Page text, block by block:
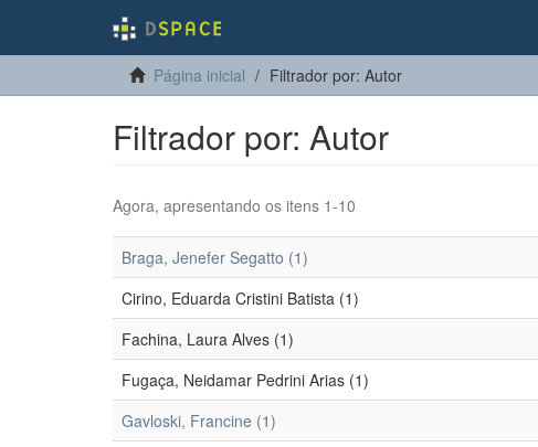
Página inicial Filtrador por: Autor
Filtrador por: Autor
Agora, apresentando os itens 1-10
Braga, Jenefer Segatto (1)
Cirino, Eduarda Cristini Batista (1)
Fachina, Laura Alves (1)
Fugaça, Neidamar Pedrini Arias (1)
Gavloski, Francine (1)